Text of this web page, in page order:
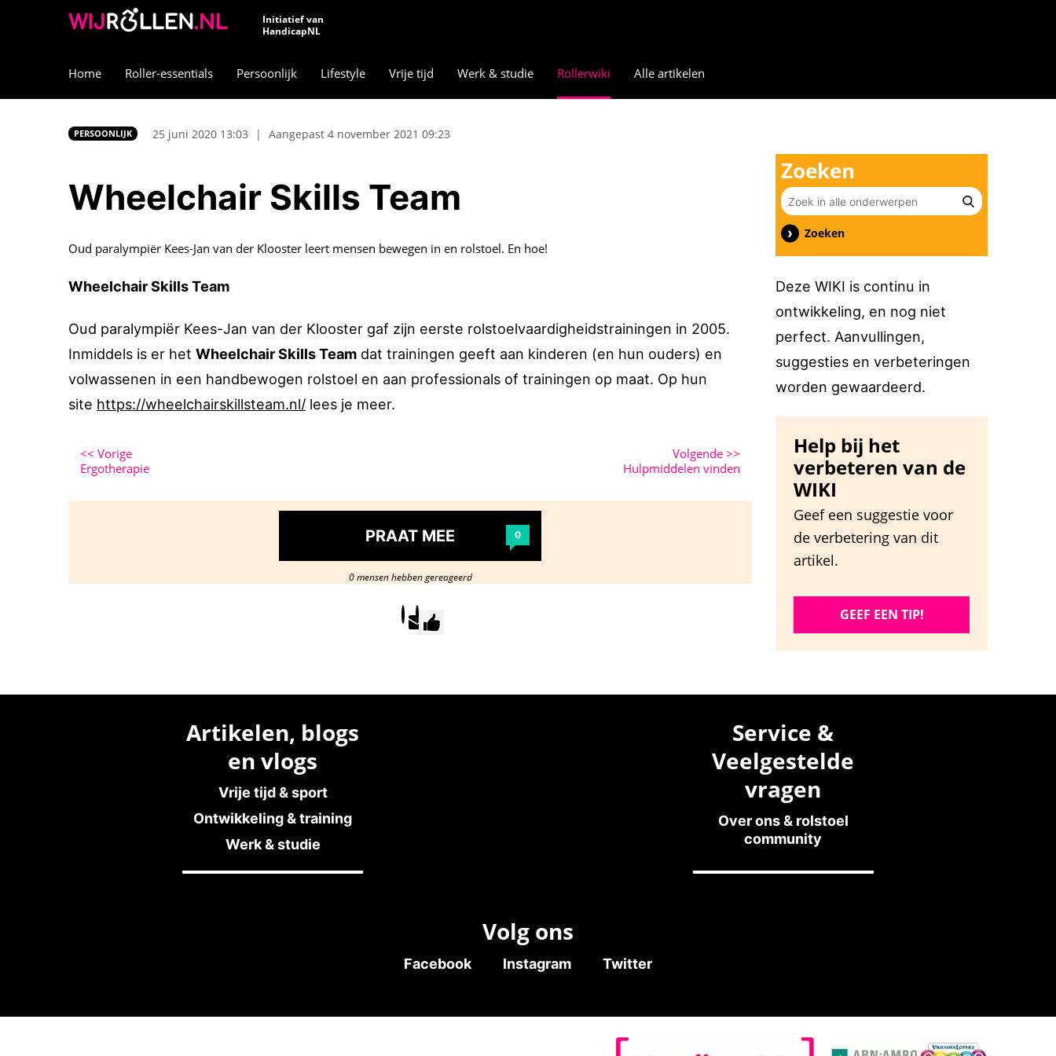
Initiatief van
HandicapNL
Home Roller-essentials Persoonlijk Lifestyle Vrije tijd Werk & studie Rollerwiki Alle artikelen
PERSOONLIJK 25 juni 2020 13:03 | Aangepast 4 november 2021 09:23
Wheelchair Skills Team
Oud paralympiër Kees-Jan van der Klooster leert mensen bewegen in en rolstoel. En hoe!
Wheelchair Skills Team
Oud paralympiër Kees-Jan van der Klooster gaf zijn eerste rolstoelvaardigheidstrainingen in 2005.
Inmiddels is er het Wheelchair Skills Team dat trainingen geeft aan kinderen (en hun ouders) en
volwassenen in een handbewogen rolstoel en aan professionals of trainingen op maat. Op hun
site https://wheelchairskillsteam.nl/ lees je meer.
<< Vorige
Ergotherapie
Volgende >>
Hulpmiddelen vinden
PRAAT MEE 0
0 mensen hebben gereageerd
Zoeken
Zoeken
Deze WIKI is continu in
ontwikkeling, en nog niet
perfect. Aanvullingen,
suggesties en verbeteringen
worden gewaardeerd.
Help bij het
verbeteren van de
WIKI
Geef een suggestie voor
de verbetering van dit
artikel.
GEEF EEN TIP!
Artikelen, blogs
en vlogs
Vrije tijd & sport
Ontwikkeling & training
Werk & studie
Service &
Veelgestelde
vragen
Over ons & rolstoel
community
Volg ons
Facebook Instagram Twitter